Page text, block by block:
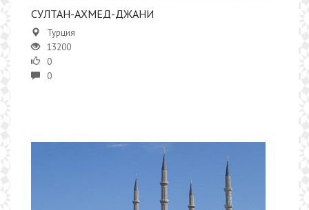
СУЛТАН-АХМЕД-ДЖАНИ
Турция
13200
0
0